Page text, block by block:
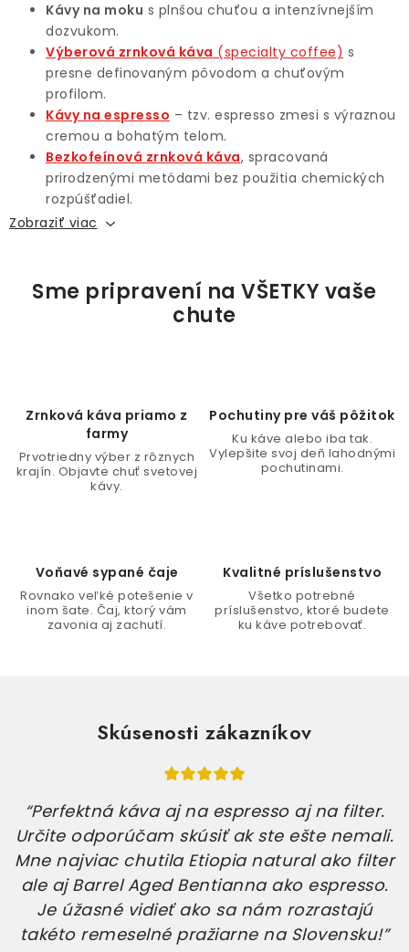
s
Kávy na moku s plnšou chuťou a intenzívnejším
dozvukom.
Výberová zrnková káva (specialty coffee) s
presne definovaným pôvodom a chuťovým
profilom.
Kávy na espresso – tzv. espresso zmesi s výraznou
cremou a bohatým telom.
Bezkofeínová zrnková káva, spracovaná
prirodzenými metódami bez použitia chemických
rozpúšťadiel.
Zobraziť viac
Zrnková káva priamo z
farmy
Prvotriedny výber z rôznych
krajín. Objavte chuť svetovej
kávy.
Pochutiny pre váš pôžitok
Ku káve alebo iba tak.
Vylepšite svoj deň lahodnými
pochutinami.
Voňavé sypané čaje
Rovnako veľké potešenie v
inom šate. Čaj, ktorý vám
zavonia aj zachutí.
Kvalitné príslušenstvo
Všetko potrebné
príslušenstvo, ktoré budete
ku káve potrebovať.
Skúsenosti zákazníkov
“Perfektná káva aj na espresso aj na filter.
Určite odporúčam skúsiť ak ste ešte nemali.
Mne najviac chutila Etiopia natural ako filter
ale aj Barrel Aged Bentianna ako espresso.
Je úžasné vidieť ako sa nám rozrastajú
takéto remeselné pražiarne na Slovensku!”